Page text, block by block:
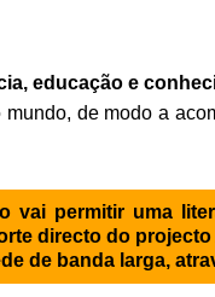
educação e
de modo a
vai permitir uma
directo do
de banda larga,